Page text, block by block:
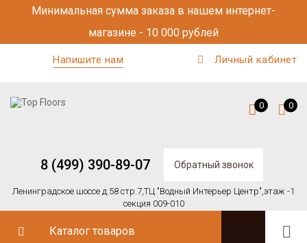
Минимальная сумма заказа в нашем интернет-
магазине - 10 000 рублей
Напишите нам Личный кабинет
8 (499) 390-89-07 Обратный звонок
Ленинградское шоссе д.58 стр.7,ТЦ "Водный Интерьер Центр",этаж -1
секция 009-010
0 0
Каталог товаров